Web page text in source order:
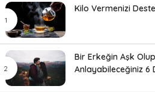
Kilo Vermenizi
Bir Erkeğin Aşk Olup
Anlayabileceğiniz 6